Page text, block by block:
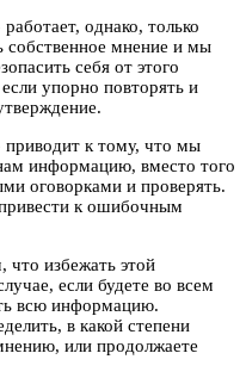
однако, только
собственное мнение и мы
себя от этого
упорно повторять и
приводит к тому, что мы
информацию, вместо того
оговорками и проверять.
к ошибочным
избежать этой
если будете во всем
всю информацию.
в какой степени
или продолжаете